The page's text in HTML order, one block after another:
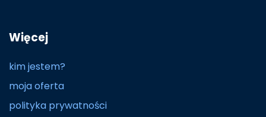
Więcej
kim jestem?
moja oferta
polityka prywatności